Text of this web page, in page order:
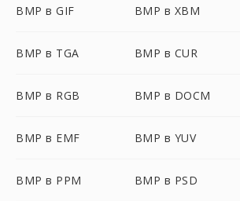
BMP в GIF BMP в XBM
BMP в TGA BMP в CUR
BMP в RGB BMP в DOCM
BMP в EMF BMP в YUV
BMP в PPM BMP в PSD